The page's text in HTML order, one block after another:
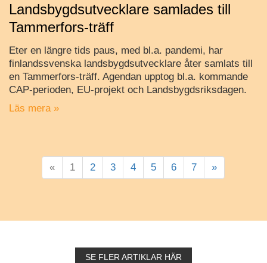
Landsbygdsutvecklare samlades till
Tammerfors-träff
Eter en längre tids paus, med bl.a. pandemi, har
finlandssvenska landsbygdsutvecklare åter samlats till
en Tammerfors-träff. Agendan upptog bl.a. kommande
CAP-perioden, EU-projekt och Landsbygdsriksdagen.
Läs mera »
« 1 2 3 4 5 6 7 »
SE FLER ARTIKLAR HÄR